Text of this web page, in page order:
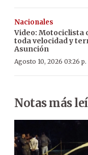
Nacionales
Video: Motociclista
toda velocidad y
Asunción
Agosto 10, 2026 03:26 p.
Notas más